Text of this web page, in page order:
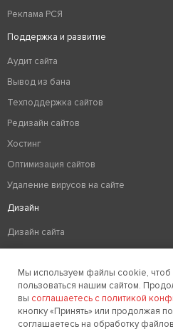
Реклама РСЯ
Поддержка и развитие
Аудит сайта
Вывод из бана
Техподдержка сайтов
Редизайн сайтов
Хостинг
Оптимизация сайтов
Удаление вирусов на сайте
Дизайн
Дизайн сайта
Создание фирменного стиля
+7 (922) 517-52-20
Мы используем файлы cookie,
пользоваться нашим сайтом.
вы соглашаетесь с политикой
кнопку «Принять» или продолжая
соглашаетесь на обработку